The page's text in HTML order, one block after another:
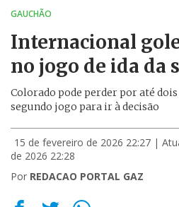
GAUCHÃO
Internacional
no jogo de ida da
Colorado pode perder por até
segundo jogo para ir à decisão
15 de fevereiro de 2026 22:27 |
de 2026 22:28
Por REDACAO PORTAL GAZ